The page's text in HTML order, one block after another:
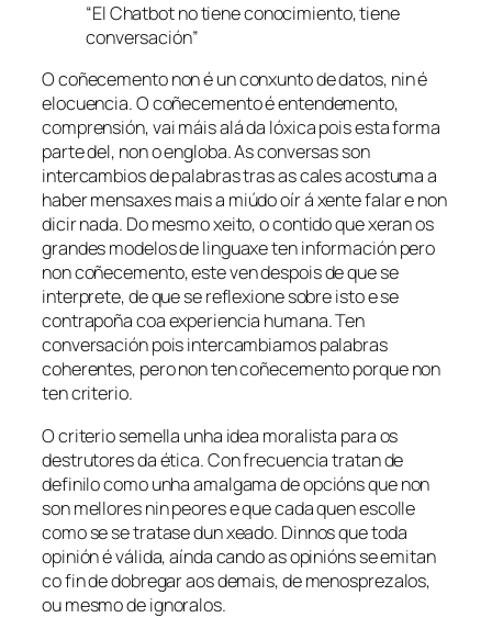
“El Chatbot no tiene conocimiento, tiene
conversación”
O coñecemento non é un conxunto de datos, nin é
elocuencia. O coñecemento é entendemento,
comprensión, vai máis alá da lóxica pois esta forma
parte del, non o engloba. As conversas son
intercambios de palabras tras as cales acostuma a
haber mensaxes mais a miúdo oír á xente falar e non
dicir nada. Do mesmo xeito, o contido que xeran os
grandes modelos de linguaxe ten información pero
non coñecemento, este ven despois de que se
interprete, de que se reflexione sobre isto e se
contrapoña coa experiencia humana. Ten
conversación pois intercambiamos palabras
coherentes, pero non ten coñecemento porque non
ten criterio.
O criterio semella unha idea moralista para os
destrutores da ética. Con frecuencia tratan de
definilo como unha amalgama de opcións que non
son mellores nin peores e que cada quen escolle
como se se tratase dun xeado. Dinnos que toda
opinión é válida, aínda cando as opinións se emitan
co fin de dobregar aos demais, de menosprezalos,
ou mesmo de ignoralos.